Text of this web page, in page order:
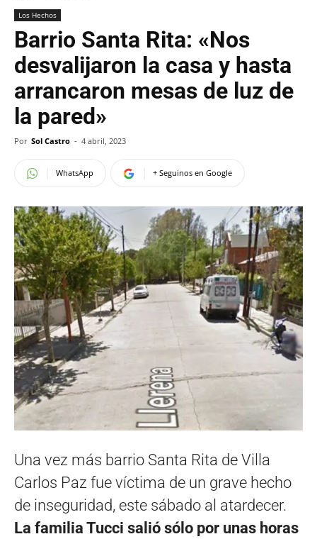
Los Hechos
Barrio Santa Rita: «Nos
desvalijaron la casa y hasta
arrancaron mesas de luz de
la pared»
Por Sol Castro - 4 abril, 2023
WhatsApp + Seguinos en Google
Una vez más barrio Santa Rita de Villa
Carlos Paz fue víctima de un grave hecho
de inseguridad, este sábado al atardecer.
La familia Tucci salió sólo por unas horas